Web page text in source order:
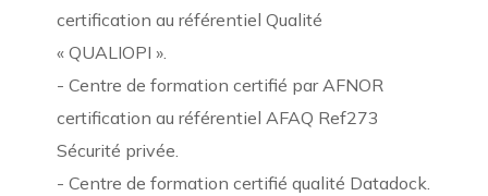
certification au référentiel Qualité
« QUALIOPI ».
- Centre de formation certifié par AFNOR
certification au référentiel AFAQ Ref273
Sécurité privée.
- Centre de formation certifié qualité Datadock.